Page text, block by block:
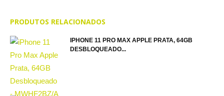
PRODUTOS RELACIONADOS
IPHONE 11 PRO MAX APPLE PRATA, 64GB
DESBLOQUEADO...